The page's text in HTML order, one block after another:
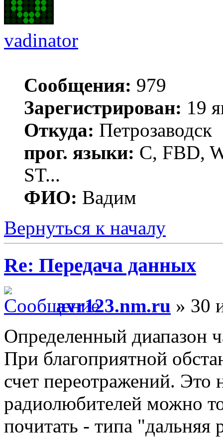
vadinator
Сообщения: 979
Зарегистрирован: 19
Откуда: Петрозаводск
прог. языки: C, FBD,
ST...
ФИО: Вадим
Вернуться к началу
Re: Передача данных
avr123.nm.ru » 30
Определенный диапазон
При благоприятной
счет переотражений.
радиолюбителей можно
почитать - типа "дальняя